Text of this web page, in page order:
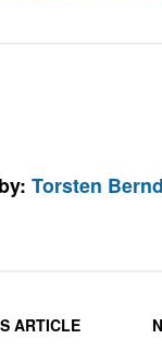
Torsten
ARTICLE